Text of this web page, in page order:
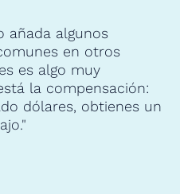
añada algunos
en otros
es algo muy
la compensación:
dólares, obtienes un